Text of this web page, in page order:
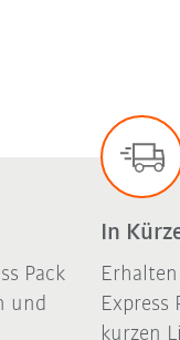
Pack
und
In
Express
kurzen